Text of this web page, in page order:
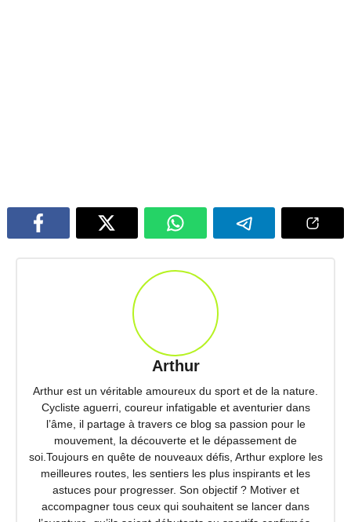
Arthur
Arthur est un véritable amoureux du sport et de la nature.
Cycliste aguerri, coureur infatigable et aventurier dans
l’âme, il partage à travers ce blog sa passion pour le
mouvement, la découverte et le dépassement de
soi.Toujours en quête de nouveaux défis, Arthur explore les
meilleures routes, les sentiers les plus inspirants et les
astuces pour progresser. Son objectif ? Motiver et
accompagner tous ceux qui souhaitent se lancer dans